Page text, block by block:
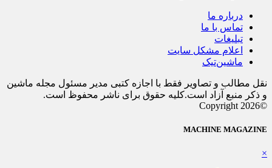
درباره ما
تماس با ما
تبلیغات
اعلام مشکل سایت
ماشین‌تیک
نقل مطالب و تصاویر فقط با اجازه کتبی مدیر مسئول مجله ماشین
و ذکر منبع آزاد است.کلیه حقوق برای ناشر محفوظ است.
©Copyright 2026
MACHINE MAGAZINE
×